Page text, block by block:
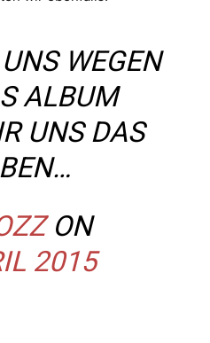
WEGEN
ALBUM
UNS DAS
ON
2015